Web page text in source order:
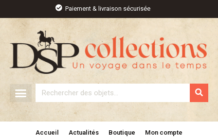
contenu
Paiement & livraison sécurisée
Rechercher
Accueil Actualités Boutique Mon compte